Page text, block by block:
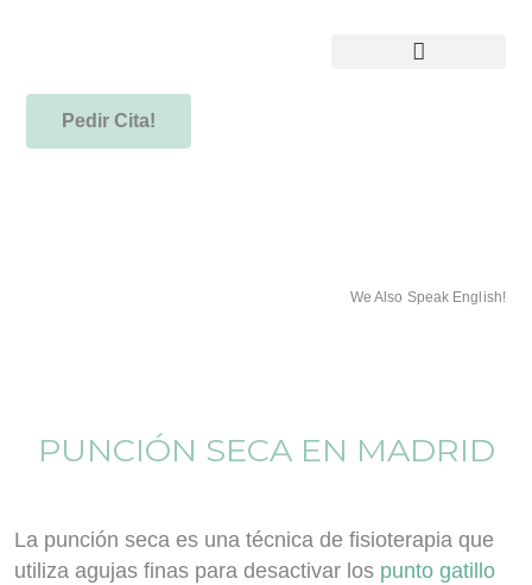
Pedir Cita!
We Also Speak English!
PUNCIÓN SECA EN MADRID
La punción seca es una técnica de fisioterapia que
utiliza agujas finas para desactivar los punto gatillo